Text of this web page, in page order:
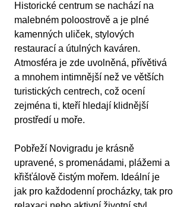
Historické centrum se nachází na
malebném poloostrově a je plné
kamenných uliček, stylových
restaurací a útulných kaváren.
Atmosféra je zde uvolněná, přívětivá
a mnohem intimnější než ve větších
turistických centrech, což ocení
zejména ti, kteří hledají klidnější
prostředí u moře.
Pobřeží Novigradu je krásně
upravené, s promenádami, plážemi a
křišťálově čistým mořem. Ideální je
jak pro každodenní procházky, tak pro